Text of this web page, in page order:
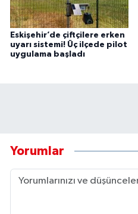
Eskişehir’de çiftçilere erken
uyarı sistemi! Üç ilçede pilot
uygulama başladı
Yorumlar